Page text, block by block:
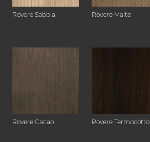
Rovere Sabbia Rovere Malto
Rovere Cacao Rovere Termocotto